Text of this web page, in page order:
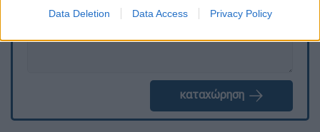
Data Deletion Data Access Privacy Policy
καταχώρηση